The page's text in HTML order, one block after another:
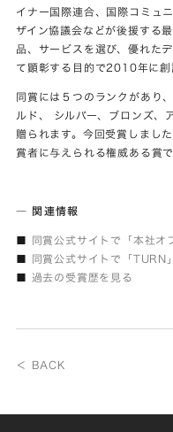
イナー国際連合、国際コミュ
ザイン協議会などが後援する
品、サービスを選び、優れた
て顕彰する目的で2010年に創
同賞には５つのランクがあり
ルド、 シルバー、ブロンズ、
贈られます。今回受賞しまし
賞者に与えられる権威ある賞で
― 関連情報
■ 同賞公式サイトで「本社オ
■
同賞公式サイトで「TURN
■ 過去の受賞歴を見る
＜ BACK